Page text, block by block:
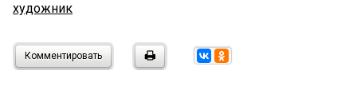
художник
Комментировать